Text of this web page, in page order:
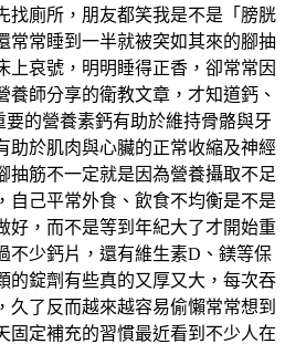
找廁所，朋友都笑我是不是「膀胱
常常睡到一半就被突如其來的腳抽
上哀號，明明睡得正香，卻常常因
養師分享的衛教文章，才知道鈣、
的營養素鈣有助於維持骨骼與牙
助於肌肉與心臟的正常收縮及神經
抽筋不一定就是因為營養攝取不足
自己平常外食、飲食不均衡是不是
好，而不是等到年紀大了才開始重
不少鈣片，還有維生素D、鎂等保
的錠劑有些真的又厚又大，每次吞
久了反而越來越容易偷懶常常想到
固定補充的習慣最近看到不少人在